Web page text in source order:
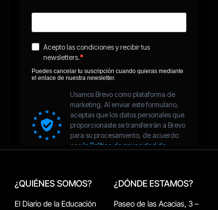
¿QUIÉNES SOMOS?
El Diario de la Educación
¿DÓNDE ESTAMOS?
Paseo de las Acacias, 3 –